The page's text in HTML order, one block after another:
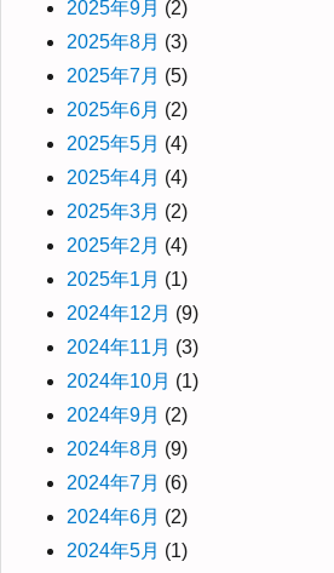
2025年9月 (2)
2025年8月 (3)
2025年7月 (5)
2025年6月 (2)
2025年5月 (4)
2025年4月 (4)
2025年3月 (2)
2025年2月 (4)
2025年1月 (1)
2024年12月 (9)
2024年11月 (3)
2024年10月 (1)
2024年9月 (2)
2024年8月 (9)
2024年7月 (6)
2024年6月 (2)
2024年5月 (1)